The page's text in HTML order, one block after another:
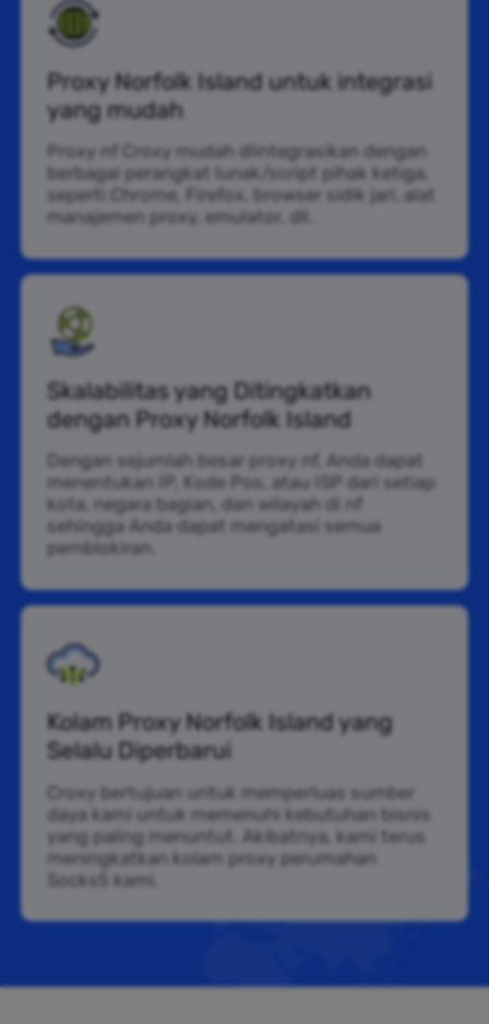
Proxy Norfolk Island untuk integrasi
yang mudah
Proxy nf Croxy mudah diintegrasikan dengan
berbagai perangkat lunak/script pihak ketiga,
seperti Chrome, Firefox, browser sidik jari, alat
manajemen proxy, emulator, dll.
Skalabilitas yang Ditingkatkan
dengan Proxy Norfolk Island
Dengan sejumlah besar proxy nf, Anda dapat
menentukan IP, Kode Pos, atau ISP dari setiap
kota, negara bagian, dan wilayah di nf
sehingga Anda dapat mengatasi semua
pemblokiran.
Kolam Proxy Norfolk Island yang
Selalu Diperbarui
Croxy bertujuan untuk memperluas sumber
daya kami untuk memenuhi kebutuhan bisnis
yang paling menuntut. Akibatnya, kami terus
meningkatkan kolam proxy perumahan
Socks5 kami.